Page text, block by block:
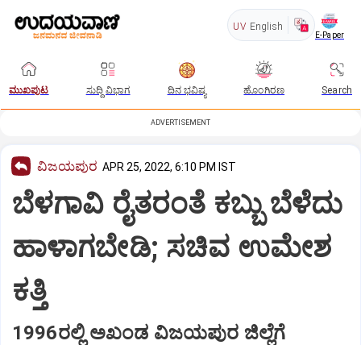
UV English
E-Paper
ಮುಖಪುಟ ಸುದ್ದಿ ವಿಭಾಗ ದಿನ ಭವಿಷ್ಯ ಹೊಂಗಿರಣ Search
ADVERTISEMENT
ವಿಜಯಪುರ APR 25, 2022, 6:10 PM IST
ಬೆಳಗಾವಿ ರೈತರಂತೆ ಕಬ್ಬು ಬೆಳೆದು
ಹಾಳಾಗಬೇಡಿ; ಸಚಿವ ಉಮೇಶ
ಕತ್ತಿ
1996ರಲ್ಲಿ ಅಖಂಡ ವಿಜಯಪುರ ಜಿಲ್ಲೆಗೆ